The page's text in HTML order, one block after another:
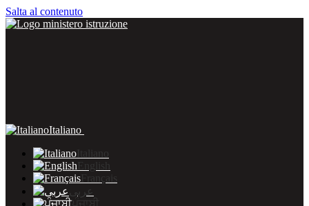
Salta al contenuto
Italiano
Italiano
English
Français
عربى
ਪੰਜਾਬੀ